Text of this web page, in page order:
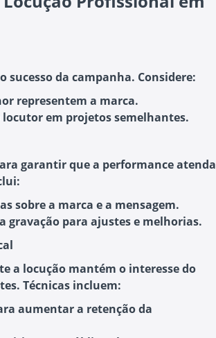
sucesso da campanha. Considere:
representem a marca.
locutorem projetos semelhantes.
garantir que a performance atenda
sobre a marca e a mensagem.
gravação para ajustes e melhorias.
a locução mantém o interesse do
Técnicas incluem:
aumentar a retenção da